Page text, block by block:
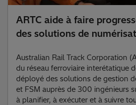
ARTC aide à faire
des solutions de
Australian Rail Track Corporation
du réseau ferroviaire interétatique
déployé des solutions de gestion
et FSM auprès de 300 ingénieurs
à planifier, à exécuter et à suivre